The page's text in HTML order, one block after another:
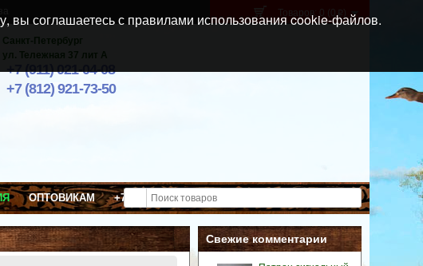
Санкт-Петербург
ул. Тележная 37 лит А
+7 (911) 021-04-08
+7 (812) 921-73-50
Товаров: 0 (0 p )
ОПТОВИКАМ +7 (911) 021-04-08
Свежие комментарии
соглашаетесь с правилами использования cookie-файлов.